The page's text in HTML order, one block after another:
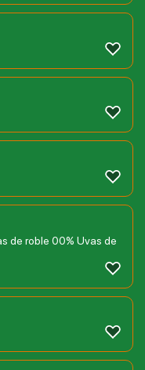
00% Uvas de